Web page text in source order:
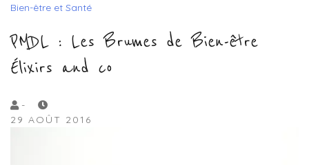
Bien-être et Santé
PMDL : Les Brumes de Bien-être
Élixirs and co
by
Lola
-
29 AOÛT 2016